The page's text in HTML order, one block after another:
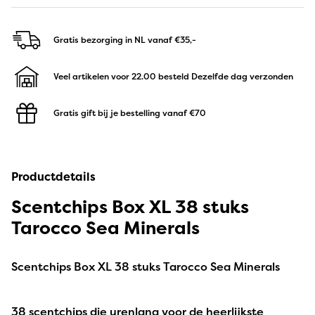
Gratis bezorging in NLvanaf €35,-
Veel artikelen voor 22.00 besteld Dezelfde dag verzonden
Gratis gift bij je bestelling vanaf €70
Productdetails
Scentchips Box XL 38 stuks
Tarocco Sea Minerals
Scentchips Box XL 38 stuks Tarocco Sea Minerals
38 scentchips die urenlang voor de heerlijkste